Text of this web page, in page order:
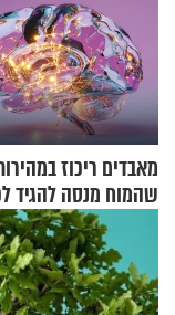
מאבדים ריכוז
שהמוח מנסה להגיד